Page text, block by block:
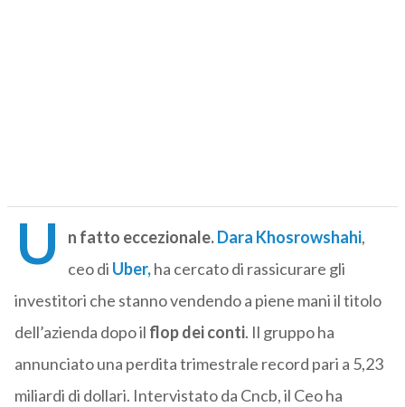
U n fatto eccezionale.Dara Khosrowshahi,
ceo di Uber,ha cercato di rassicurare gli
investitori che stanno vendendo a piene mani il titolo
dell’azienda dopo il flop dei conti. Il gruppo ha
annunciato una perdita trimestrale record pari a 5,23
miliardi di dollari. Intervistato da Cncb, il Ceo ha